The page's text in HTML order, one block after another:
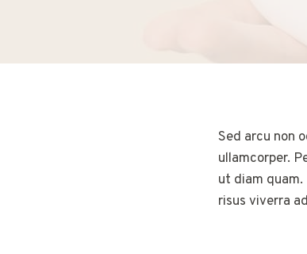
Sed arcu non
ullamcorper.
ut diam
risus viverra